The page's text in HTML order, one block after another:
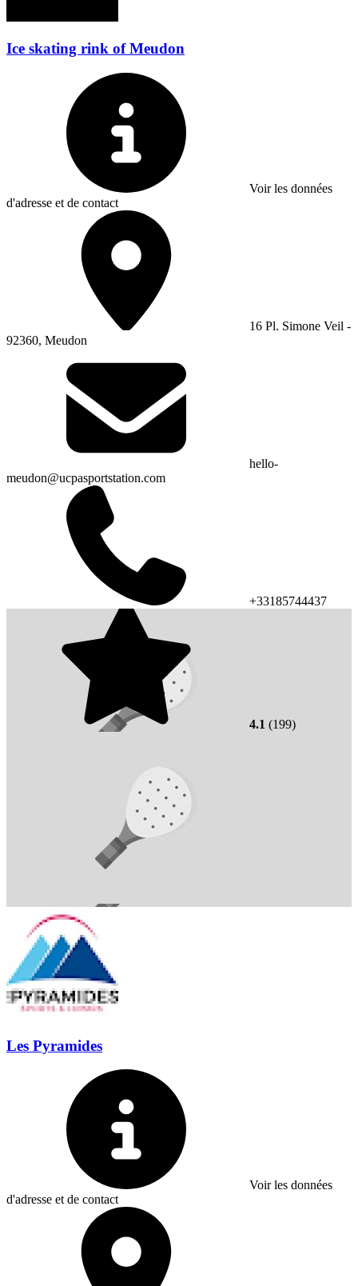
Ice skating rink of Meudon
Voir les données
d'adresse et de contact
16 Pl. Simone Veil -
92360, Meudon
hello-
meudon@ucpasportstation.com
+33185744437
4.1 (199)
Les Pyramides
Voir les données
d'adresse et de contact